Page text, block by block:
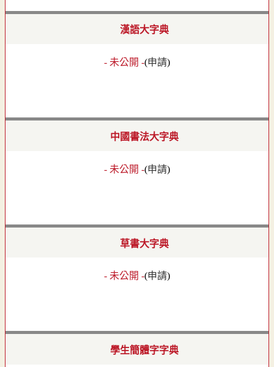
漢語大字典
- 未公開 -(申請)
中國書法大字典
- 未公開 -(申請)
草書大字典
- 未公開 -(申請)
學生簡體字字典